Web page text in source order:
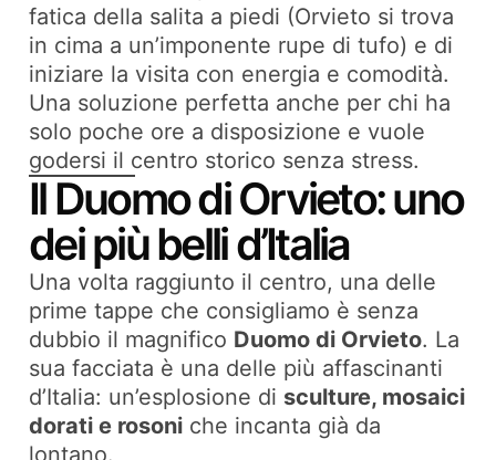
fatica della salita a piedi (Orvieto si trova
in cima a un’imponente rupe di tufo) e di
iniziare la visita con energia e comodità.
Una soluzione perfetta anche per chi ha
solo poche ore a disposizione e vuole
godersi il centro storico senza stress.
Il Duomo di Orvieto: uno
dei più belli d’Italia
Una volta raggiunto il centro, una delle
prime tappe che consigliamo è senza
dubbio il magnifico Duomo di Orvieto. La
sua facciata è una delle più affascinanti
d’Italia: un’esplosione di sculture, mosaici
dorati e rosoni che incanta già da